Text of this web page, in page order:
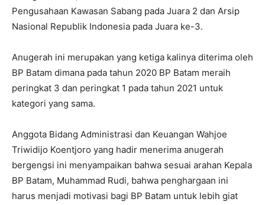
Pengusahaan Kawasan Sabang pada Juara 2 dan Arsip
Nasional Republik Indonesia pada Juara ke-3.
Anugerah ini merupakan yang ketiga kalinya diterima oleh
BP Batam dimana pada tahun 2020 BP Batam meraih
peringkat 3 dan peringkat 1 pada tahun 2021 untuk
kategori yang sama.
Anggota Bidang Administrasi dan Keuangan Wahjoe
Triwidijo Koentjoro yang hadir menerima anugerah
bergengsi ini menyampaikan bahwa sesuai arahan Kepala
BP Batam, Muhammad Rudi, bahwa penghargaan ini
harus menjadi motivasi bagi BP Batam untuk lebih giat